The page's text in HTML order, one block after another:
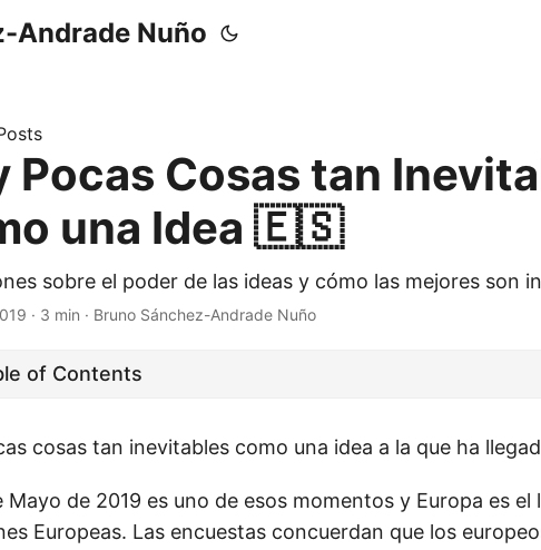
Andrade Nuño
Pocas Cosas tan
una Idea 🇪🇸
sobre el poder de las ideas y cómo las mejores son
· 3 min · Bruno Sánchez-Andrade Nuño
of Contents
cosas tan inevitables como una idea a la que ha
Mayo de 2019 es uno de esos momentos y Europa es el
Europeas. Las encuestas concuerdan que los